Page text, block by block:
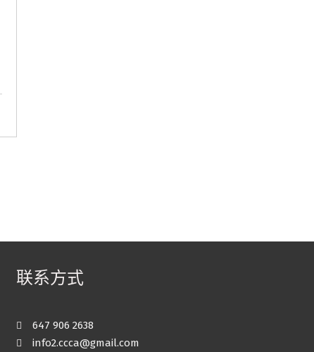
联系方式
647 906 2638
info2.ccca@gmail.com